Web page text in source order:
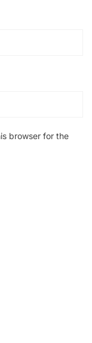
browser for the